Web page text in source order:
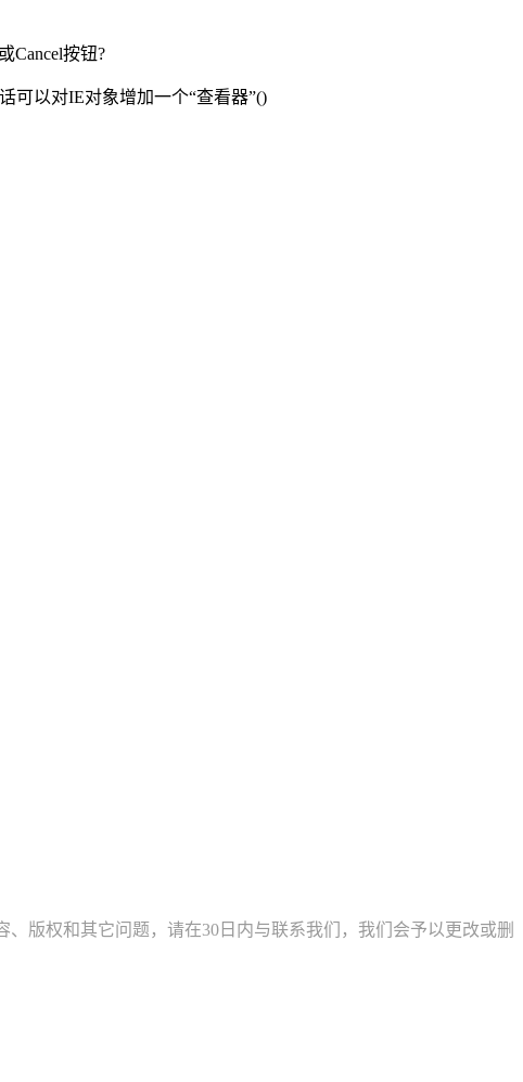
Cancel按钮?
可以对IE对象增加一个“查看器”()
版权和其它问题，请在30日内与联系我们，我们会予以更改或删